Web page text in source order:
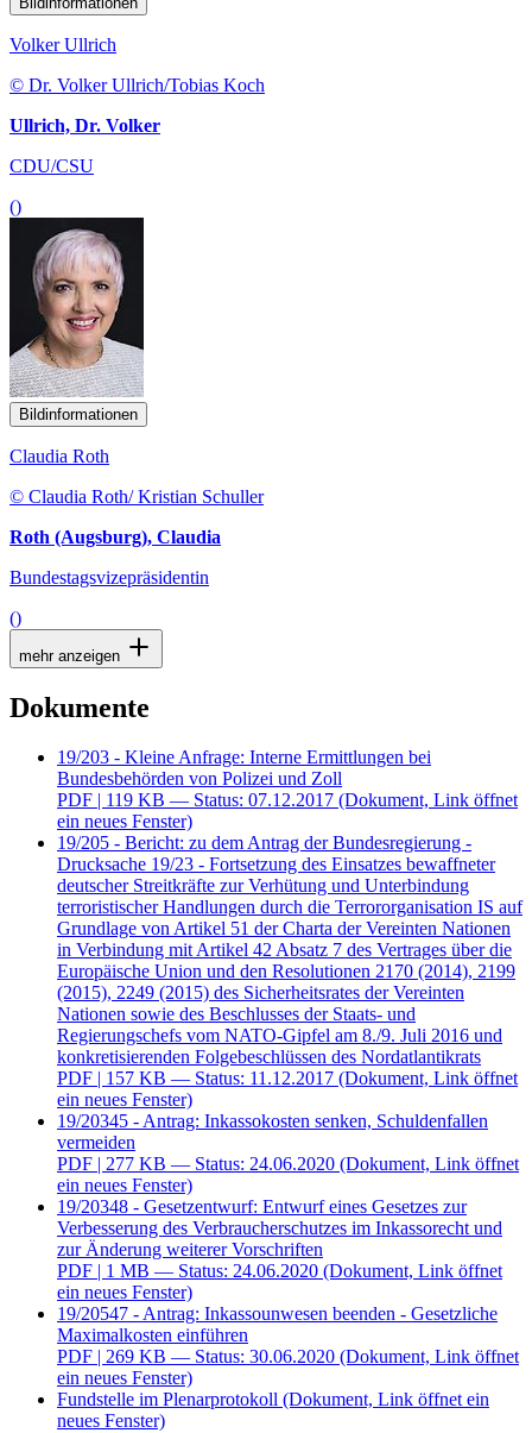
Volker Ullrich
© Dr. Volker Ullrich/Tobias Koch
Ullrich, Dr. Volker
CDU/CSU
()
Bildinformationen
Claudia Roth
© Claudia Roth/ Kristian Schuller
Roth (Augsburg), Claudia
Bundestagsvizepräsidentin
()
mehr anzeigen
Dokumente
19/203 - Kleine Anfrage: Interne Ermittlungen bei
Bundesbehörden von Polizei und Zoll
PDF | 119 KB — Status: 07.12.2017 (Dokument, Link öffnet
ein neues Fenster)
19/205 - Bericht: zu dem Antrag der Bundesregierung -
Drucksache 19/23 - Fortsetzung des Einsatzes bewaffneter
deutscher Streitkräfte zur Verhütung und Unterbindung
terroristischer Handlungen durch die Terrororganisation IS auf
Grundlage von Artikel 51 der Charta der Vereinten Nationen
in Verbindung mit Artikel 42 Absatz 7 des Vertrages über die
Europäische Union und den Resolutionen 2170 (2014), 2199
(2015), 2249 (2015) des Sicherheitsrates der Vereinten
Nationen sowie des Beschlusses der Staats- und
Regierungschefs vom NATO-Gipfel am 8./9. Juli 2016 und
konkretisierenden Folgebeschlüssen des Nordatlantikrats
PDF | 157 KB — Status: 11.12.2017 (Dokument, Link öffnet
ein neues Fenster)
19/20345 - Antrag: Inkassokosten senken, Schuldenfallen
vermeiden
PDF | 277 KB — Status: 24.06.2020 (Dokument, Link öffnet
ein neues Fenster)
19/20348 - Gesetzentwurf: Entwurf eines Gesetzes zur
Verbesserung des Verbraucherschutzes im Inkassorecht und
zur Änderung weiterer Vorschriften
PDF | 1 MB — Status: 24.06.2020 (Dokument, Link öffnet
ein neues Fenster)
19/20547 - Antrag: Inkassounwesen beenden - Gesetzliche
Maximalkosten einführen
PDF | 269 KB — Status: 30.06.2020 (Dokument, Link öffnet
ein neues Fenster)
Fundstelle im Plenarprotokoll (Dokument, Link öffnet ein
neues Fenster)